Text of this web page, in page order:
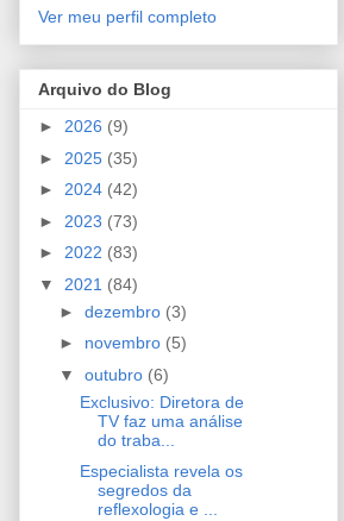
Ver meu perfil completo
Arquivo do Blog
► 2026 (9)
► 2025 (35)
► 2024 (42)
► 2023 (73)
► 2022 (83)
▼ 2021 (84)
► dezembro (3)
► novembro (5)
▼ outubro (6)
Exclusivo: Diretora de
TV faz uma análise
do traba...
Especialista revela os
segredos da
reflexologia e ...